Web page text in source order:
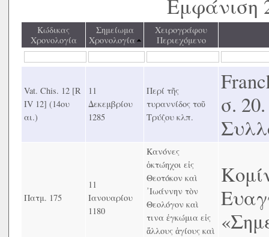
Εμφάνιση
Κώδικας
Χρονολογία
Σημείωμα
Χρονολογία
Χειρογράφου
Περιεχόμενο
Vat. Chis. 12 [R
IV 12] (14ου
αι.)
11
Δεκεμβρίου
1285
Περί τῆς
τυραννίδος τοῦ
Τρύζου κλπ.
σ.
Πατμ. 175
11
Ιανουαρίου
1180
Κανόνες
ὀκτώηχοι εἰς
Θεοτόκον καὶ
᾿Ιωάννην τὸν
Θεολόγον καὶ
τινα ἐγκώμια εἰς
ἄλλους ἁγίους καὶ